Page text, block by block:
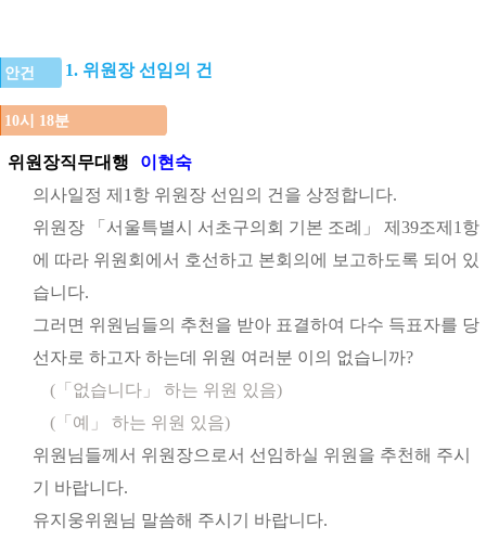
안건 1. 위원장 선임의 건
10시 18분
위원장직무대행
이현숙
의사일정 제1항 위원장 선임의 건을 상정합니다.
위원장 「서울특별시 서초구의회 기본 조례」 제39조제1항
에 따라 위원회에서 호선하고 본회의에 보고하도록 되어 있
습니다.
그러면 위원님들의 추천을 받아 표결하여 다수 득표자를 당
선자로 하고자 하는데 위원 여러분 이의 없습니까?
(「없습니다」 하는 위원 있음)
(「예」 하는 위원 있음)
위원님들께서 위원장으로서 선임하실 위원을 추천해 주시
기 바랍니다.
유지웅위원님 말씀해 주시기 바랍니다.